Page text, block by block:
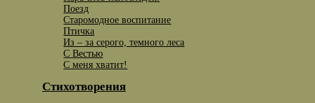
Поезд
Старомодное воспитание
Птичка
Из – за серого, темного леса
С Вестью
С меня хватит!
Стихотворения